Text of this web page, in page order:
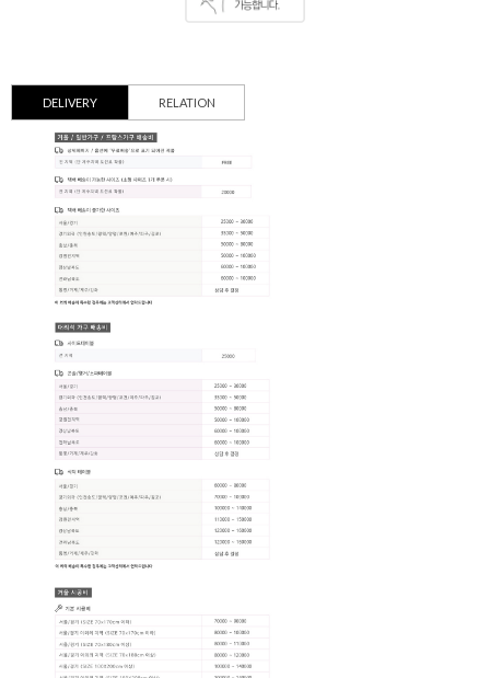
DELIVERY RELATION